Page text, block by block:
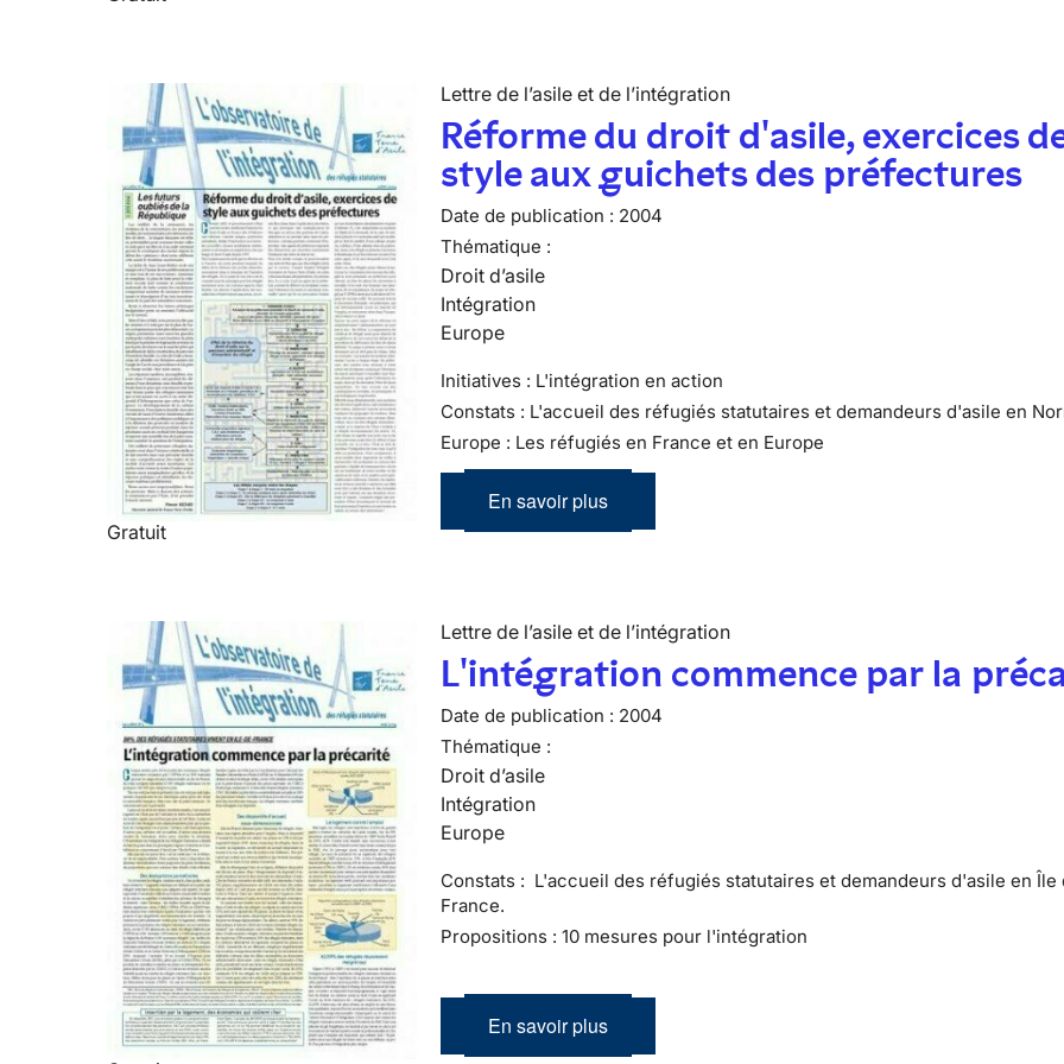
Gratuit
Lettre de l’asile et de l’intégration
Réforme du droit d'asile, exercices
style aux guichets des préfectures
Date de publication : 2004
Thématique :
Droit d’asile
Intégration
Europe
Initiatives : L'intégration en action
Constats : L'accueil des réfugiés statutaires et demandeurs d'asile en
Europe : Les réfugiés en France et en Europe
En savoir plus
Lettre de l’asile et de l’intégration
L'intégration commence par la
Date de publication : 2004
Thématique :
Droit d’asile
Intégration
Europe
Constats : L'accueil des réfugiés statutaires et demandeurs d'asile en Île
France.
Propositions : 10 mesures pour l'intégration
En savoir plus